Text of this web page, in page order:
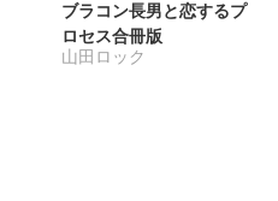
ブラコン長男と恋するプ
ロセス合冊版
山田ロック